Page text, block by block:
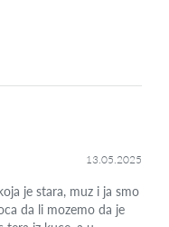
13.05.2025
je stara, muz i ja smo
da li mozemo da je